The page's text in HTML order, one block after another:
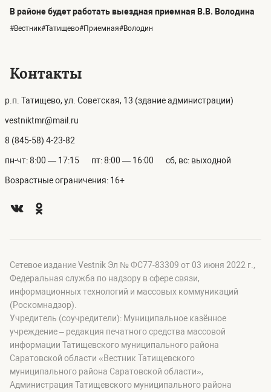
В районе будет работать выездная приемная В.В. Володина
#Вестник#Татищево#Приемная#Володин
Контакты
р.п. Татищево, ул. Советская, 13 (здание администрации)
vestniktmr@mail.ru
8 (845-58) 4-23-82
пн-чт: 8:00 — 17:15 пт: 8:00 — 16:00 сб, вс: выходной
Возрастные ограничения: 16+
Сетевое издание Vestnik Эл № ФС77-83309 от 03 июня 2022 г.,
Федеральная служба по надзору в сфере связи,
информационных технологий и массовых коммуникаций
(Роскомнадзор).
Учредитель (соучредители): Муниципальное казённое
учреждение – редакция печатного средства массовой
информации Татищевского муниципального района
Саратовской области «Вестник Татищевского
муниципального района Саратовской области»,
Администрация Татищевского муниципального района